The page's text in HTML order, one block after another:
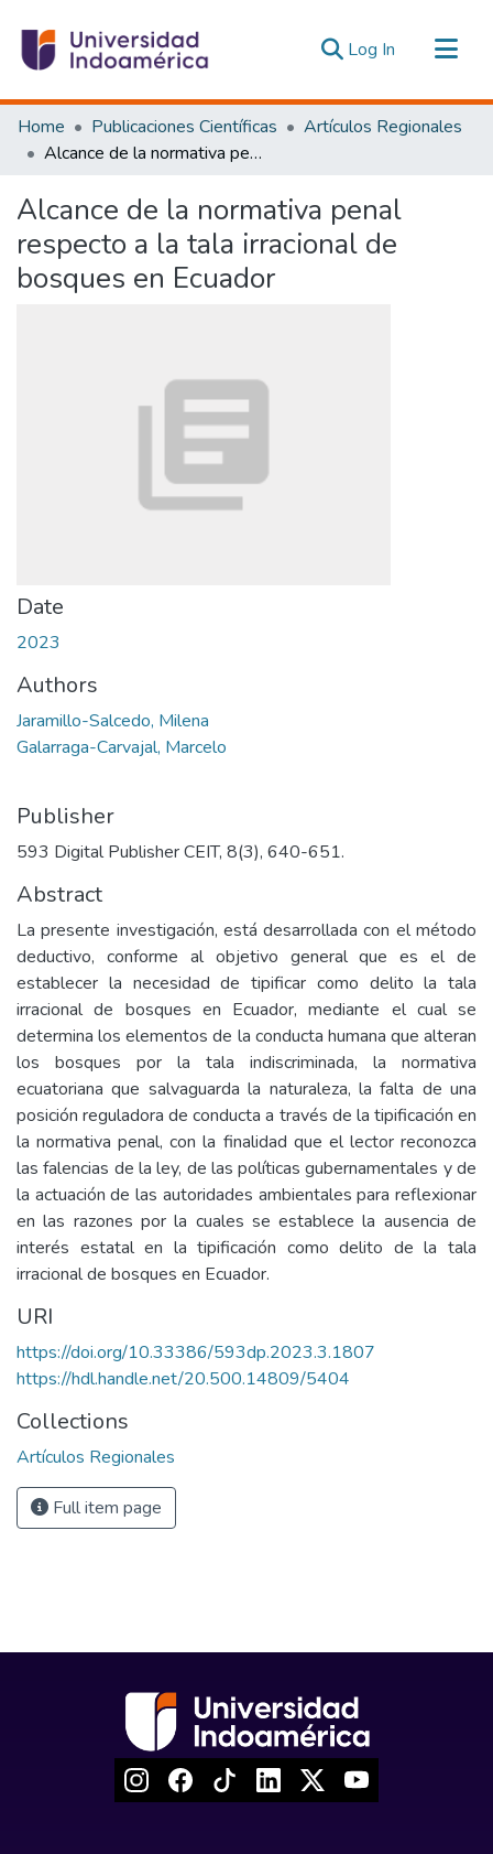
Log In (current)
Communities & Collections
All of DSpace
Estadísticas Externas
Home Publicaciones Científicas
Artículos Regionales
Alcance de la normativa penal respecto a la tala irracional de bosques en Ecuador
Alcance de la normativa penal
respecto a la tala irracional de
bosques en Ecuador
Date
2023
Authors
Jaramillo-Salcedo, Milena
Galarraga-Carvajal, Marcelo
Publisher
593 Digital Publisher CEIT, 8(3), 640-651.
Abstract
La presente investigación, está desarrollada con el método
deductivo, conforme al objetivo general que es el de
establecer la necesidad de tipificar como delito la tala
irracional de bosques en Ecuador, mediante el cual se
determina los elementos de la conducta humana que alteran
los bosques por la tala indiscriminada, la normativa
ecuatoriana que salvaguarda la naturaleza, la falta de una
posición reguladora de conducta a través de la tipificación en
la normativa penal, con la finalidad que el lector reconozca
las falencias de la ley, de las políticas gubernamentales y de
la actuación de las autoridades ambientales para reflexionar
en las razones por la cuales se establece la ausencia de
interés estatal en la tipificación como delito de la tala
irracional de bosques en Ecuador.
URI
https://doi.org/10.33386/593dp.2023.3.1807
https://hdl.handle.net/20.500.14809/5404
Collections
Artículos Regionales
Full item page